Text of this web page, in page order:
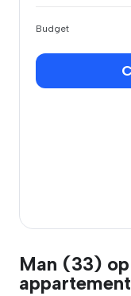
Budget
Man (33)